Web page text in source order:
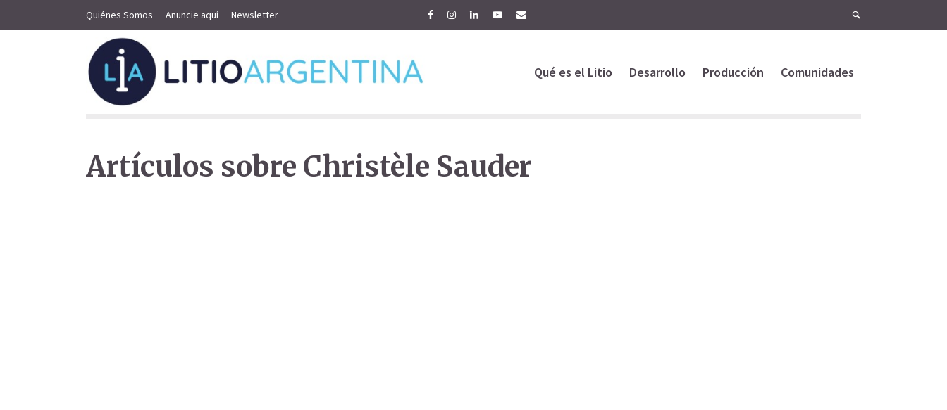
Quiénes Somos Anuncie aquí Newsletter
Qué es el Litio Desarrollo Producción Comunidades
Artículos sobre Christèle Sauder